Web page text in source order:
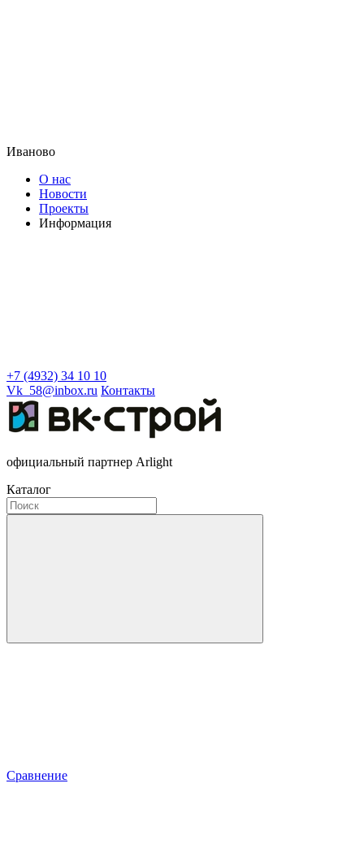
Иваново
О нас
Новости
Проекты
Информация
+7 (4932) 34 10 10
Vk_58@inbox.ru Контакты
официальный партнер Arlight
Каталог
Сравнение